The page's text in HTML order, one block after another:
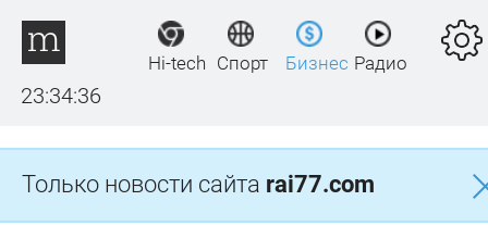
23:34:36
Hi-tech Спорт Бизнес Радио
Только новости сайта rai77.com